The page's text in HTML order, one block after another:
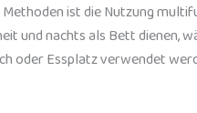
ist die Nutzung
und nachts als Bett dienen,
oder Essplatz verwendet